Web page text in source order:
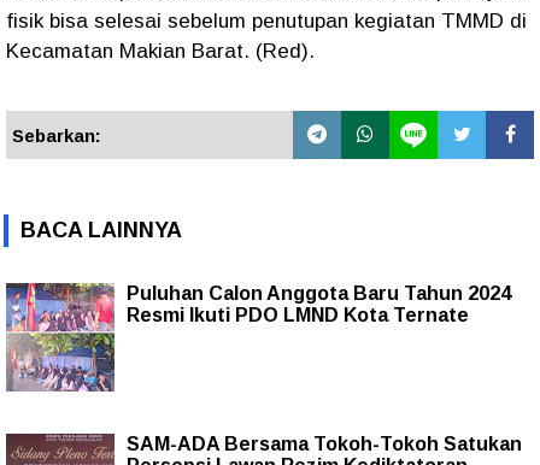
fisik bisa selesai sebelum penutupan kegiatan TMMD di
Kecamatan Makian Barat. (Red).
Sebarkan:
BACA LAINNYA
Puluhan Calon Anggota Baru Tahun 2024
Resmi Ikuti PDO LMND Kota Ternate
SAM-ADA Bersama Tokoh-Tokoh Satukan